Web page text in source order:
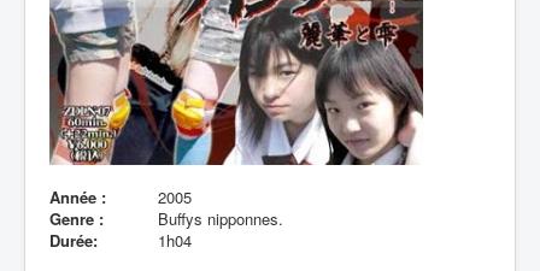
Année :
2005
Genre :
Buffys nipponnes.
Durée:
1h04